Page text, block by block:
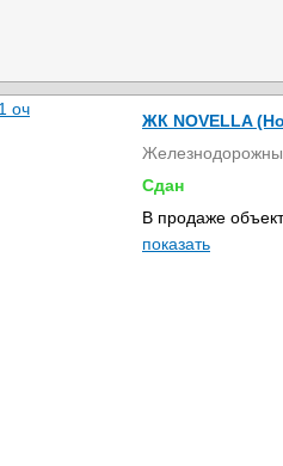
ЖК NOVELLA
Сдан
В продаже
показать